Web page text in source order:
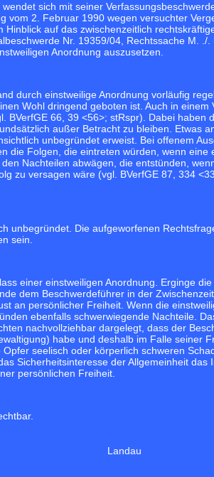
sich mit seiner
vom 2. Februar 1990 wegen versuchter
auf das zwischenzeitlich
Nr. 19359/04, Rechtssache M. ./.
Anordnung auszusetzen.
durch einstweilige Anordnung vorläufig
Wohl dringend geboten ist. Auch in einem
BVerfGE 66, 39 <56>; stRspr). Dabei haben
außer Betracht zu bleiben. Etwas
unbegründet erweist. Bei offenem
die Folgen, die eintreten würden, wenn eine
Nachteilen abwägen, die entstünden,
zu versagen wäre (vgl. BVerfGE 87, 334
unbegründet. Die aufgeworfenen
sein.
einer einstweiligen Anordnung. Erginge
dem Beschwerdeführer in der
an persönlicher Freiheit. Wenn die
ebenfalls schwerwiegende Nachteile.
nachvollziehbar dargelegt, dass der
habe und deshalb im Falle seiner
seelisch oder körperlich schweren
Sicherheitsinteresse der Allgemeinheit das
persönlichen Freiheit.
Landau